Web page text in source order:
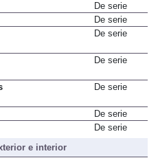
De serie
De serie
De serie
De serie
De serie
De serie
De serie
e interior